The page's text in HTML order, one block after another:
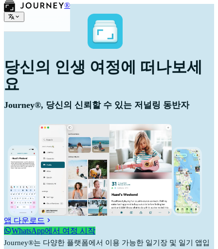
®
당신의 인생 여정에 떠나보세
요
Journey®, 당신의 신뢰할 수 있는 저널링 동반자
앱 다운로드
WhatsApp에서 여정 시작
Journey®는 다양한 플랫폼에서 이용 가능한 일기장 및 일기 앱입